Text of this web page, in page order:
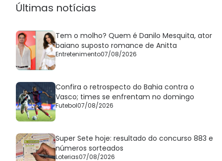
Últimas notícias
Tem o molho? Quem é Danilo Mesquita, ator
baiano suposto romance de Anitta
Entretenimento07/08/2026
Confira o retrospecto do Bahia contra o
Vasco; times se enfrentam no domingo
Futebol07/08/2026
Super Sete hoje: resultado do concurso 883 e
números sorteados
Loterias07/08/2026